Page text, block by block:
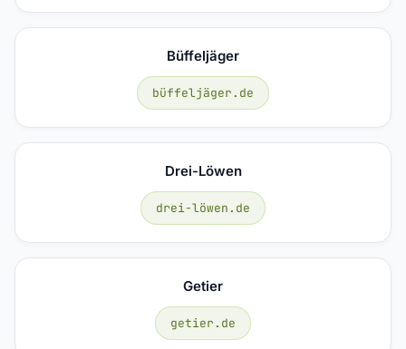
Büffeljäger
büffeljäger.de
Drei-Löwen
drei-löwen.de
Getier
getier.de